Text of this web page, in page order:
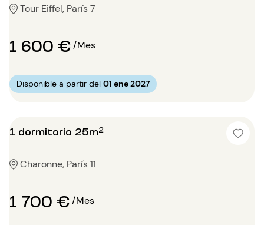
Tour Eiffel, París 7
1 600 €/Mes
Disponible a partir del 01 ene 2027
1 dormitorio 25m²
Charonne, París 11
1 700 €/Mes